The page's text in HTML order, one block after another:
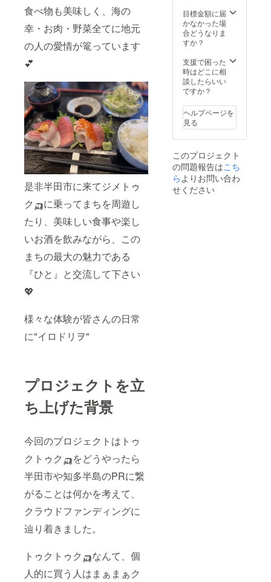
食べ物も美味しく、海の
幸・お肉・野菜全てに地元
の人の愛情が篭っています
💕
是非半田市に来てジメトゥ
ク🛺に乗ってまちを周遊し
たり、美味しい食事や楽し
いお酒を飲みながら、この
まちの最大の魅力である
『ひと』と交流して下さい
💖
様々な体験が皆さんの日常
に"イロドリヲ"
プロジェクトを立
ち上げた背景
今回のプロジェクトはトゥ
クトゥク🛺をどうやったら
半田市や知多半島のPRに繋
がることは何かを考えて、
クラウドファンディングに
辿り着きました。
トゥクトゥク🛺なんて、個
人的に買う人はまぁまぁク
に 掲示
させて
頂きま
備考欄
にお願
いしま
す。 記
い場合
はユー
ザー名
になり
ゴマー
クを
データ
か写真
て頂き
コチラ
で作成
しま
間は6か
月にな
りま
す。 看
ンサー
開始時
期は
メール
にてご
目標金額に届
かなかった場
合どうなりま
すか？
支援で困った
時はどこに相
談したらいい
ですか？
ヘルプページを
見る
このプロジェクト
の問題報告はこち
らよりお問い合わ
せください